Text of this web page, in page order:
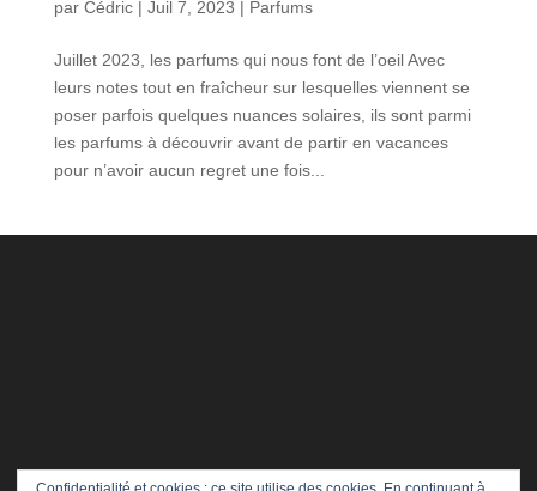
par Cédric| Juil 7, 2023 | Parfums
Juillet 2023, les parfums qui nous font de l’oeil Avec
leurs notes tout en fraîcheur sur lesquelles viennent se
poser parfois quelques nuances solaires, ils sont parmi
les parfums à découvrir avant de partir en vacances
pour n’avoir aucun regret une fois...